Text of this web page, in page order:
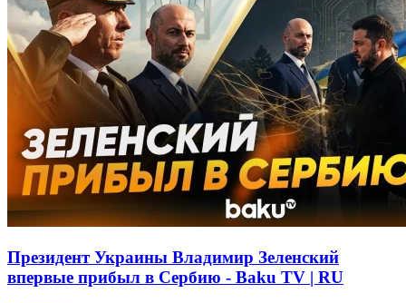
Президент Украины Владимир Зеленский
впервые прибыл в Сербию - Baku TV | RU